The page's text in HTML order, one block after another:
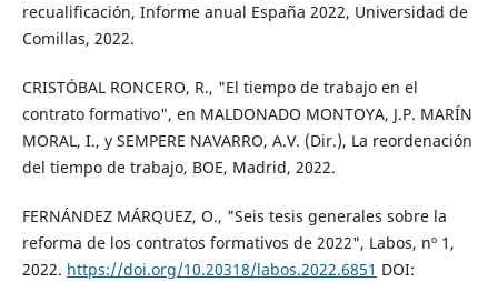
recualificación, Informe anual España 2022, Universidad de
Comillas, 2022.
CRISTÓBAL RONCERO, R., "El tiempo de trabajo en el
contrato formativo", en MALDONADO MONTOYA, J.P. MARÍN
MORAL, I., y SEMPERE NAVARRO, A.V. (Dir.), La reordenación
del tiempo de trabajo, BOE, Madrid, 2022.
FERNÁNDEZ MÁRQUEZ, O., "Seis tesis generales sobre la
reforma de los contratos formativos de 2022", Labos, nº 1,
2022. https://doi.org/10.20318/labos.2022.6851 DOI: